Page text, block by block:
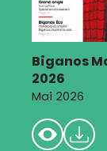
Biganos
2026
Mai 2026